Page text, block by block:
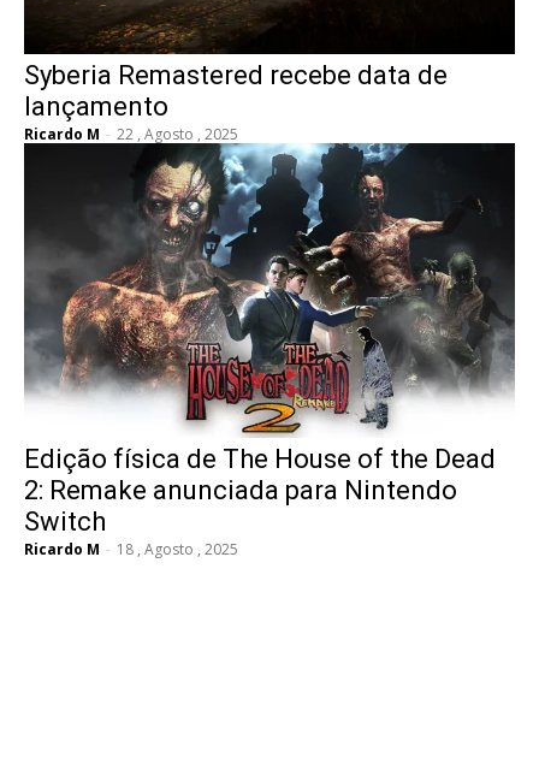
Syberia Remastered recebe data de
lançamento
Ricardo M - 22 , Agosto , 2025
Edição física de The House of the Dead
2: Remake anunciada para Nintendo
Switch
Ricardo M - 18 , Agosto , 2025